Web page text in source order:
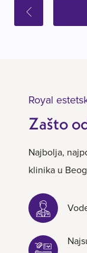
Royal
Zašto
Najbolja,
klinika u